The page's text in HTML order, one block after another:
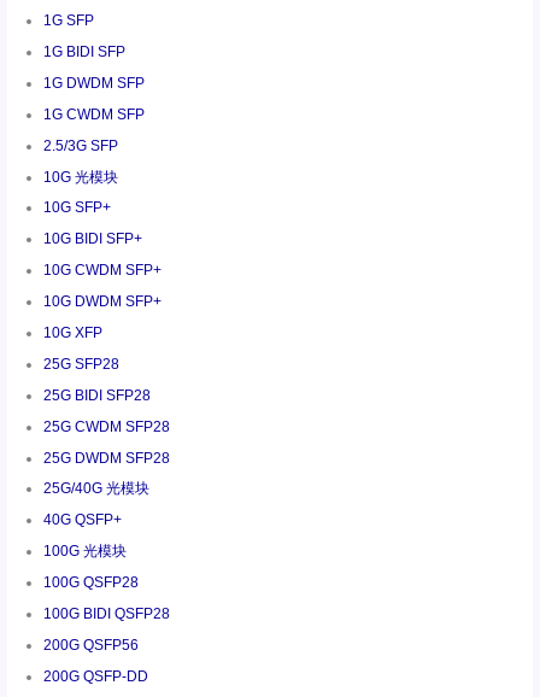
1G SFP
1G BIDI SFP
1G DWDM SFP
1G CWDM SFP
2.5/3G SFP
10G 光模块
10G SFP+
10G BIDI SFP+
10G CWDM SFP+
10G DWDM SFP+
10G XFP
25G SFP28
25G BIDI SFP28
25G CWDM SFP28
25G DWDM SFP28
25G/40G 光模块
40G QSFP+
100G 光模块
100G QSFP28
100G BIDI QSFP28
200G QSFP56
200G QSFP-DD